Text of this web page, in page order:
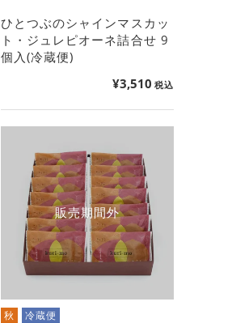
ひとつぶのシャインマスカッ
ト・ジュレピオーネ詰合せ 9
個入(冷蔵便)
¥3,510 税込
販売期間外
秋
冷蔵便